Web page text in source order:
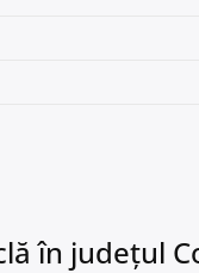
în județul